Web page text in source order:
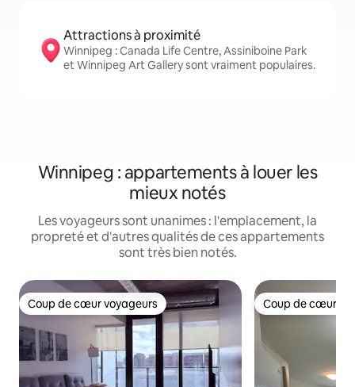
Attractions à proximité
Winnipeg : Canada Life Centre, Assiniboine Park
et Winnipeg Art Gallery sont vraiment populaires.
Winnipeg : appartements à louer les
mieux notés
Les voyageurs sont unanimes : l'emplacement, la
propreté et d'autres qualités de ces appartements
sont très bien notés.
Coup de cœur voyageurs
Coup de cœur voyageurs Coup de cœur
Coup de cœur